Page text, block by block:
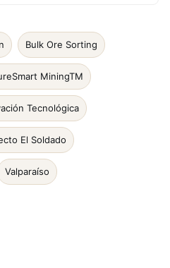
Bulk Ore Sorting
MiningTM
Tecnológica
El Soldado
Valparaíso